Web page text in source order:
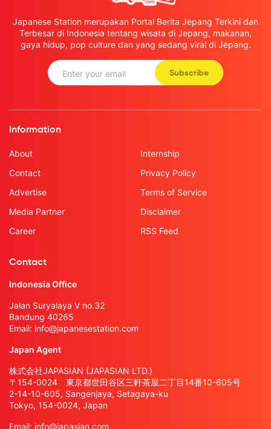
Japanese Station merupakan Portal Berita Jepang Terkini dan
Terbesar di Indonesia tentang wisata di Jepang, makanan,
gaya hidup, pop culture dan yang sedang viral di Jepang.
Subscribe
Information
About
Contact
Advertise
Media Partner
Career
Internship
Privacy Policy
Terms of Service
Disclaimer
RSS Feed
Contact
Indonesia Office
Jalan Suryalaya V no.32
Bandung 40265
Email: info@japanesestation.com
Japan Agent
株式会社JAPASIAN (JAPASIAN LTD.)
〒154-0024 東京都世田谷区三軒茶屋二丁目14番10-605号
2-14-10-605, Sangenjaya, Setagaya-ku
Tokyo, 154-0024, Japan
Email: info@japasian.com